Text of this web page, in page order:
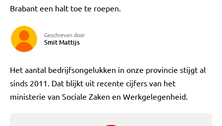
Brabant een halt toe te roepen.
Geschreven door
Smit Mattijs
Het aantal bedrijfsongelukken in onze provincie stijgt al
sinds 2011. Dat blijkt uit recente cijfers van het
ministerie van Sociale Zaken en Werkgelegenheid.